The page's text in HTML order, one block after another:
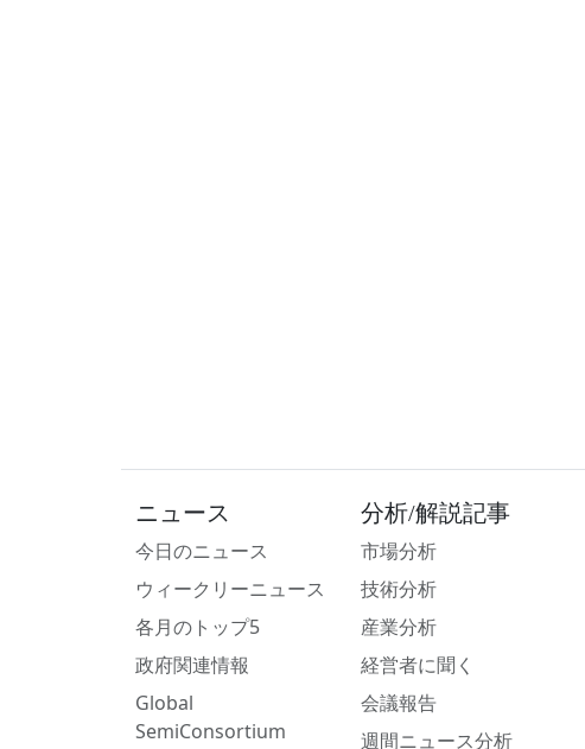
ニュース
今日のニュース
ウィークリーニュース
各月のトップ5
政府関連情報
Global
SemiConsortium
分析/解説記事
市場分析
技術分析
産業分析
経営者に聞く
会議報告
週間ニュース分析